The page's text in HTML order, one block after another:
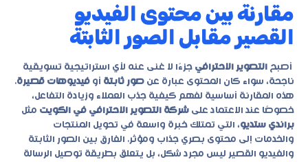
مقارنة بين محتوى الفيديو
القصير مقابل الصور الثابتة
أصبح التصوير الاحترافي جزءًا لا غنى عنه لأي استراتيجية تسويقية
ناجحة، سواء كان المحتوى عبارة عن صور ثابتة أو فيديوهات قصيرة.
هذه المقارنة أساسية لفهم كيفية جذب العملاء وزيادة التفاعل،
خصوصًا عند الاعتماد على شركة التصوير الاحترافي في الكويت مثل
براندي ستديو، التي تمتلك خبرة واسعة في تحويل المنتجات
والخدمات إلى محتوى بصري جذاب ومؤثر. الفارق بين الصور الثابتة
والفيديو القصير ليس مجرد شكل، بل يتعلق بطريقة توصيل الرسالة